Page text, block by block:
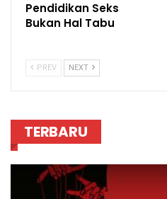
Pendidikan Seks
Bukan Hal Tabu
PREV NEXT
TERBARU